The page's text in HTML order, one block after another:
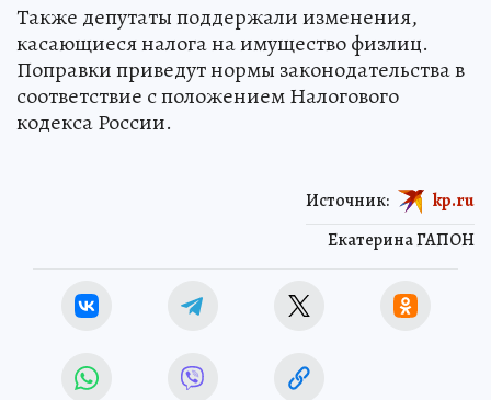
Также депутаты поддержали изменения,
касающиеся налога на имущество физлиц.
Поправки приведут нормы законодательства в
соответствие с положением Налогового
кодекса России.
Екатерина ГАПОН
Источник: kp.ru